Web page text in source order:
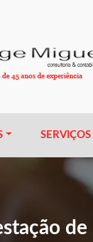
SERVIÇOS
de